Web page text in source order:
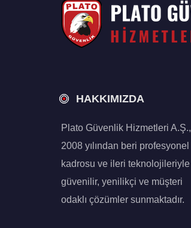
HAKKIMIZDA
Plato Güvenlik Hizmetleri A.Ş.,
2008 yılından beri profesyonel
kadrosu ve ileri teknolojileriyle
güvenilir, yenilikçi ve müşteri
odaklı çözümler sunmaktadır.